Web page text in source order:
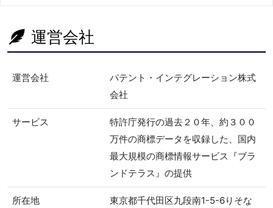
運営会社
運営会社
パテント・インテグレーション株式
会社
サービス
特許庁発行の過去２０年、約３００
万件の商標データを収録した、国内
最大規模の商標情報サービス『ブラ
ンドテラス』の提供
所在地
東京都千代田区九段南1-5-6りそな